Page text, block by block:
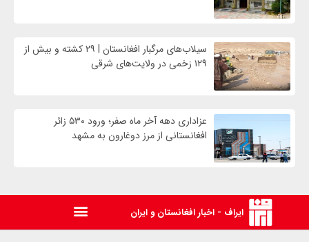
سیلاب‌های مرگبار افغانستان | ۲۹ کشته و بیش از
۱۲۹ زخمی در ولایت‌های شرقی
عزاداری دهه آخر ماه صفر؛ ورود ۵۳۰ زائر
افغانستانی از مرز دوغارون به مشهد
ایراف - اخبار افغانستان و ایران